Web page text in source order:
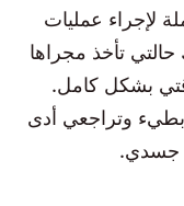
لإجراء عمليات
تأخذ مجراها
بشكل كامل.
وتراجعي أدى
جسدي.